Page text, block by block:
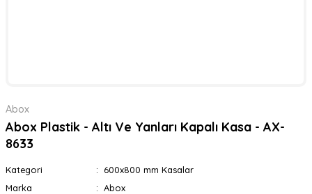
Abox
Abox Plastik - Altı Ve Yanları Kapalı Kasa - AX-
8633
Kategori
600x800 mm Kasalar
Marka
Abox